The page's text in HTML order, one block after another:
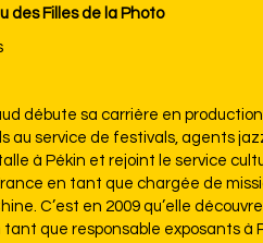
des Filles de la Photo
débute sa carrière en
au service de festivals, agents
à Pékin et rejoint le service
en tant que chargée de
C’est en 2009 qu’elle
que responsable exposants à